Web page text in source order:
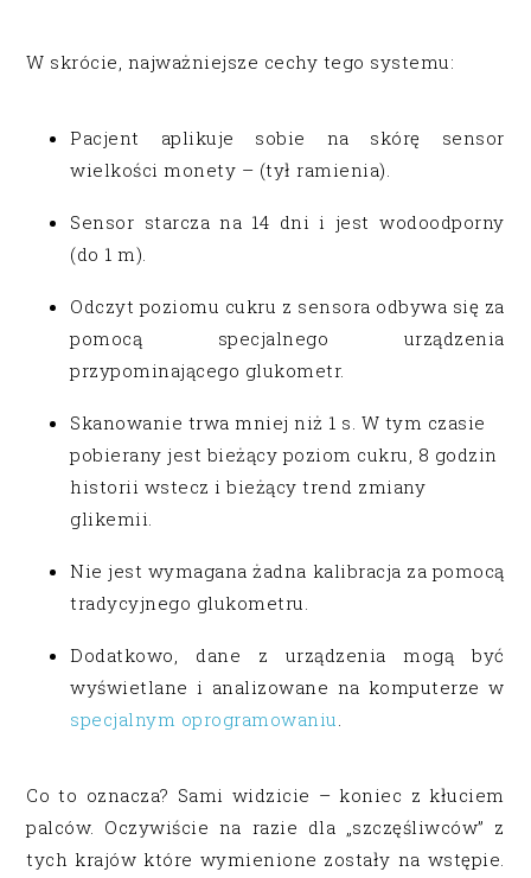
W skrócie, najważniejsze cechy tego systemu:
Pacjent aplikuje sobie na skórę sensor
wielkości monety – (tył ramienia).
Sensor starcza na 14 dni i jest wodoodporny
(do 1 m).
Odczyt poziomu cukru z sensora odbywa się za
pomocą specjalnego urządzenia
przypominającego glukometr.
Skanowanie trwa mniej niż 1 s. W tym czasie
pobierany jest bieżący poziom cukru, 8 godzin
historii wstecz i bieżący trend zmiany
glikemii.
Nie jest wymagana żadna kalibracja za pomocą
tradycyjnego glukometru.
Dodatkowo, dane z urządzenia mogą być
wyświetlane i analizowane na komputerze w
specjalnym oprogramowaniu
Co to oznacza? Sami widzicie – koniec z kłuciem
palców. Oczywiście na razie dla „szczęśliwców” z
tych krajów które wymienione zostały na wstępie.